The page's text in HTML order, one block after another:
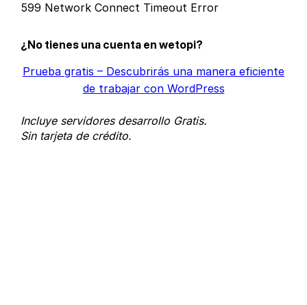
599 Network Connect Timeout Error
¿No tienes una cuenta en wetopi?
Prueba gratis – Descubrirás una manera eficiente
de trabajar con WordPress
Incluye servidores desarrollo Gratis.
Sin tarjeta de crédito.